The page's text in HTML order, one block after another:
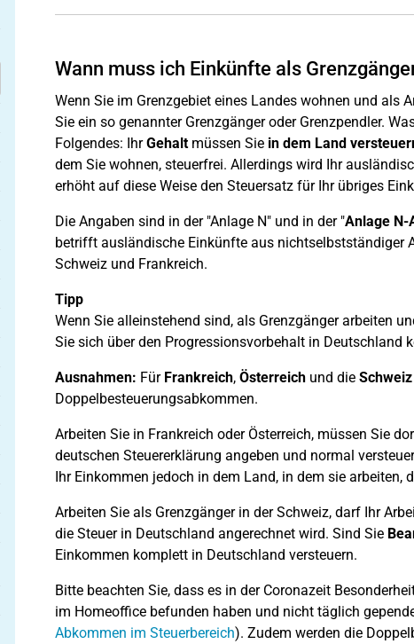
Wann muss ich Einkünfte als
Wenn Sie im Grenzgebiet eines Landes wohnen und als
Sie ein so genannter Grenzgänger oder Grenzpendler.
Folgendes: IhrGehaltmüssen Siein dem Land
dem Sie wohnen, steuerfrei. Allerdings wird Ihr
erhöht auf diese Weise den Steuersatz für Ihr übriges
Die Angaben sind in der "Anlage N" und in der "Anlage N-
betrifft ausländische Einkünfte aus nichtselbstständiger
Schweiz und Frankreich.
Tipp
Wenn Sie alleinstehend sind, als Grenzgänger arbeiten
Sie sich über den Progressionsvorbehalt in Deutschland
Ausnahmen: Für Frankreich, Österreichund die Schweiz
Doppelbesteuerungsabkommen.
Arbeiten Sie in Frankreich oder Österreich, müssen Sie
deutschen Steuererklärung angeben und normal
Ihr Einkommen jedoch in dem Land, in dem sie arbeiten,
Arbeiten Sie als Grenzgänger in der Schweiz, darf Ihr
die Steuer in Deutschland angerechnet wird. Sind Sie
Einkommen komplett in Deutschland versteuern.
Bitte beachten Sie, dass es in der Coronazeit
im Homeoffice befunden haben und nicht täglich
Abkommen im Steuerbereich). Zudem werden die